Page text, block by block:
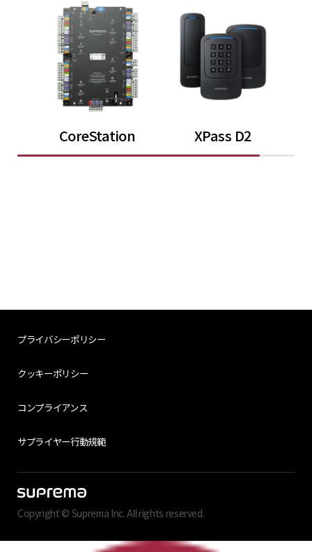
CoreStation XPass D2
プライバシーポリシー
クッキーポリシー
コンプライアンス
サプライヤー行動規範
Copyright © Suprema Inc. All rights reserved.